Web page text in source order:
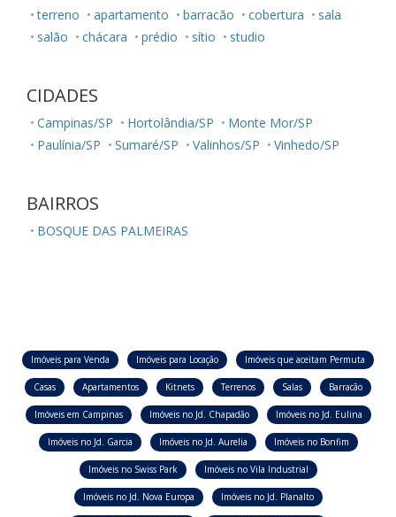
terreno apartamento barracão cobertura
sala
salão
chácara prédio sítio studio
CIDADES
Campinas/SP Hortolândia/SP
Monte Mor/SP
Paulínia/SP
Sumaré/SP Valinhos/SP Vinhedo/SP
BAIRROS
BOSQUE DAS PALMEIRAS
Imóveis para Venda Imóveis para Locação Imóveis que aceitam Permuta
Casas Apartamentos Kitnets Terrenos Salas Barracão
Imóveis em Campinas Imóveis no Jd. Chapadão Imóveis no Jd. Eulina
Imóveis no Jd. Garcia Imóveis no Jd. Aurelia Imóveis no Bonfim
Imóveis no Swiss Park Imóveis no Vila Industrial
Imóveis no Jd. Nova Europa Imóveis no Jd. Planalto